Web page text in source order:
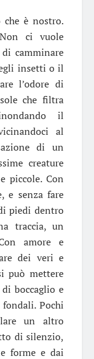
che è nostro.
ci vuole
camminare
insetti o il
l’odore di
che filtra
il
al
di un
creature
piccole. Con
e senza fare
piedi dentro
traccia, un
amore e
dei veri e
può mettere
boccaglio e
Pochi
un altro
di silenzio,
forme e dai